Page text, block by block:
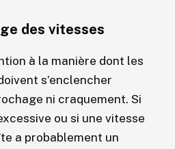
des vitesses
à la manière dont les
s’enclencher
ni craquement. Si
ou si une vitesse
a probablement un